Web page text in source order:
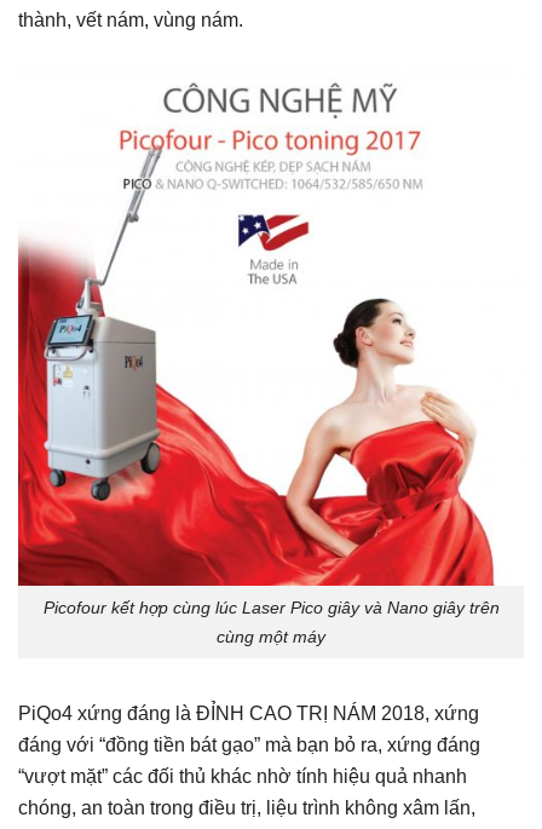
thành, vết nám, vùng nám.
Picofour kết hợp cùng lúc Laser Pico giây và Nano giây trên
cùng một máy
PiQo4 xứng đáng là ĐỈNH CAO TRỊ NÁM 2018, xứng
đáng với “đồng tiền bát gạo” mà bạn bỏ ra, xứng đáng
“vượt mặt” các đối thủ khác nhờ tính hiệu quả nhanh
chóng, an toàn trong điều trị, liệu trình không xâm lấn,